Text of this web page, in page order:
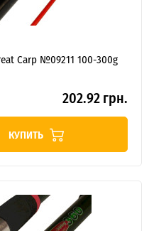
Carp №09211 100-300g
202.92 грн.
КУПИТЬ